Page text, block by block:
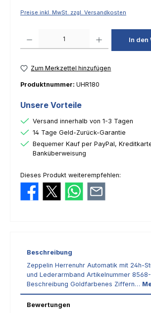
Preise inkl. MwSt. zzgl. Versandkosten
In den
Zum Merkzettel hinzufügen
Produktnummer: UHR180
Unsere Vorteile
Versand innerhalb von 1-3 Tagen
14 Tage Geld-Zurück-Garantie
Bequemer Kauf per PayPal,
Banküberweisung
Dieses Produkt weiterempfehlen:
Beschreibung
Zeppelin Herrenuhr Automatik mit 24h-
und Lederarmband Artikelnummer
Beschreibung Goldfarbenes Ziffern…
Bewertungen